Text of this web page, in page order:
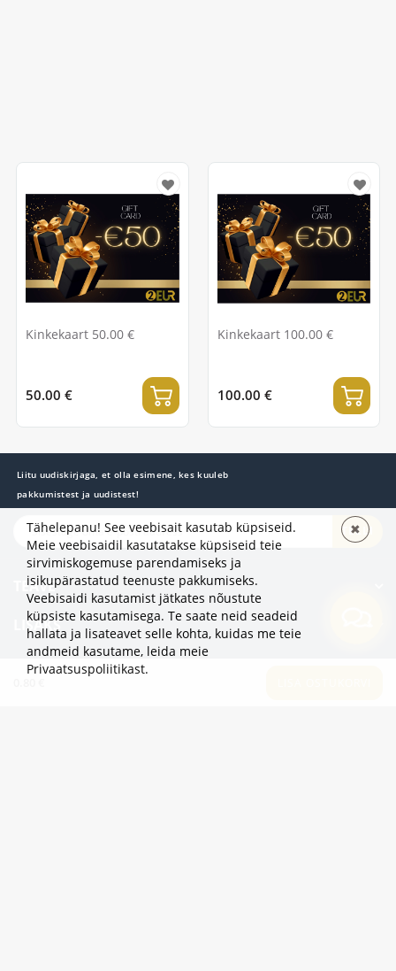
Kinkekaart 50.00 €
50.00 €
Kinkekaart 100.00 €
100.00 €
Liitu uudiskirjaga, et olla esimene, kes kuuleb
pakkumistest ja uudistest!
TELLI
TEAVE
LISAKS
KATEGOORIAD
Tähelepanu! See veebisait kasutab küpsiseid.
Meie veebisaidil kasutatakse küpsiseid teie
sirvimiskogemuse parendamiseks ja
isikupärastatud teenuste pakkumiseks.
Veebisaidi kasutamist jätkates nõustute
küpsiste kasutamisega. Te saate neid seadeid
hallata ja lisateavet selle kohta, kuidas me teie
andmeid kasutame, leida meie
Privaatsuspoliitikast.
✖